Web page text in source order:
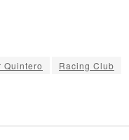
Quintero Racing Club